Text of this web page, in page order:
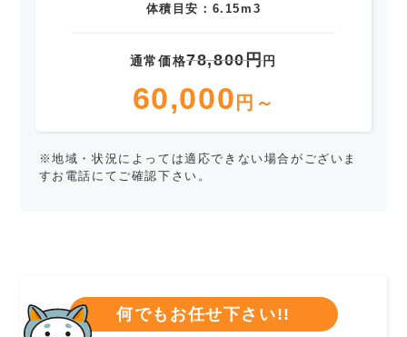
体積目安：6.15m3
通常価格78,800円円
60,000 円～
※地域・状況によっては適応できない場合がございま
すお電話にてご確認下さい。
何でもお任せ下さい!!